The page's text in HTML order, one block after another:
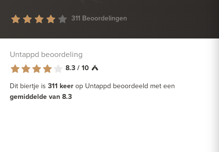
311 Beoordelingen
Untappd beoordeling
8.3 / 10
Dit biertje is 311 keer op Untappd beoordeeld met een
gemiddelde van 8.3